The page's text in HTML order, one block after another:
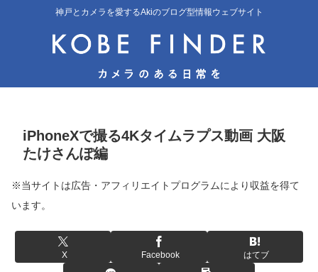
神戸とカメラを愛するAkiのブログ型情報ウェブサイト
iPhoneXで撮る4Kタイムラプス動画 大阪
たけさんぽ編
※当サイトは広告・アフィリエイトプログラムにより収益を得て
います。
X Facebook はてブ